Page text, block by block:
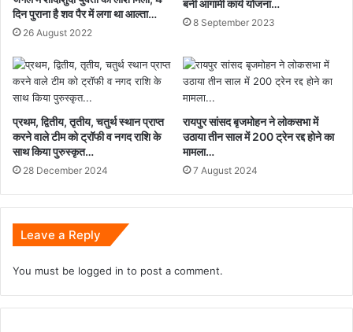
दिन पुराना है शव पैर में लगा था आल्ता…
26 August 2022
बनी आगामी कार्य योजना…
8 September 2023
प्रथम, द्वितीय, तृतीय, चतुर्थ स्थान प्राप्त
करने वाले टीम को ट्रॉफी व नगद राशि के
साथ किया पुरुस्कृत…
28 December 2024
रायपुर सांसद बृजमोहन ने लोकसभा में
उठाया तीन साल में 200 ट्रेन रद्द होने का
मामला…
7 August 2024
Leave a Reply
You must be logged in to post a comment.